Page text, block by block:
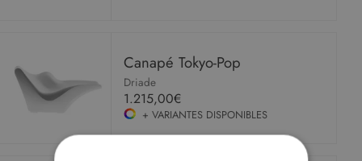
Canapé Tokyo-Pop
Driade
1.215,00€
+ VARIANTES DISPONIBLES